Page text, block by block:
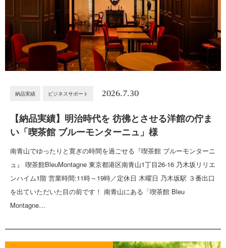
納品実績 ビジネスサポート 2026.7.30
【納品実績】明治時代を 彷彿とさせる洋館の佇ま
い「喫茶館 ブルーモンターニュ」様
南青山でゆったりと寛ぎの時間を過ごせる『喫茶館 ブルーモンターニ
ュ』 喫茶館BleuMontagne 東京都港区南青山1丁目26-16 乃木坂リリエ
ンハイム1階 営業時間:11時～19時／定休日 木曜日 乃木坂駅 ３番出口
を出ていただいた目の前です！ 南青山にある「喫茶館 Bleu
Montagne…